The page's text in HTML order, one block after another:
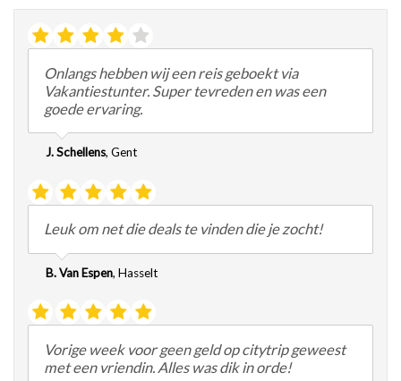
Onlangs hebben wij een reis geboekt via
Vakantiestunter. Super tevreden en was een
goede ervaring.
J. Schellens, Gent
Leuk om net die deals te vinden die je zocht!
B. Van Espen, Hasselt
Vorige week voor geen geld op citytrip geweest
met een vriendin. Alles was dik in orde!